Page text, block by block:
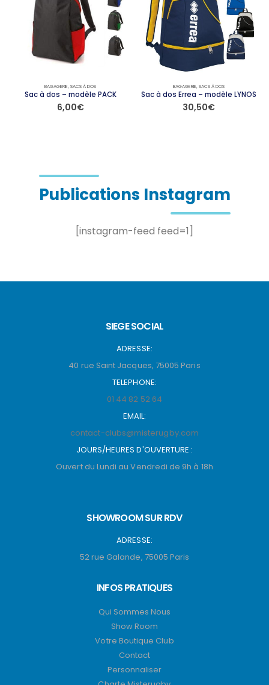
BAGAGERIE, SACS À DOS
Sac à dos – modèle PACK
6,00€
BAGAGERIE, SACS À DOS
Sac à dos Errea – modèle LYNOS
30,50€
Publications Instagram
[instagram-feed feed=1]
SIEGE SOCIAL
ADRESSE:
40 rue Saint Jacques, 75005 Paris
TELEPHONE:
01 44 82 52 64
EMAIL:
contact-clubs@misterugby.com
JOURS/HEURES D'OUVERTURE :
Ouvert du Lundi au Vendredi de 9h à 18h
SHOWROOM SUR RDV
ADRESSE:
52 rue Galande, 75005 Paris
INFOS PRATIQUES
Qui Sommes Nous
Show Room
Votre Boutique Club
Contact
Personnaliser